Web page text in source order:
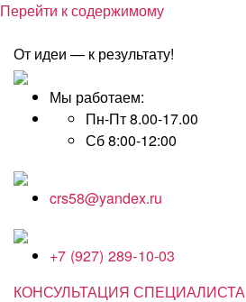
Перейти к содержимому
От идеи — к результату!
Мы работаем:
Пн-Пт 8.00-17.00
Сб 8:00-12:00
crs58@yandex.ru
+7 (927) 289-10-03
КОНСУЛЬТАЦИЯ СПЕЦИАЛИСТА